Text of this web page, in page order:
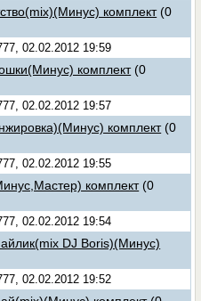
комплект (0
02.02.2012 19:59
комплект (0
02.02.2012 19:57
комплект (0
02.02.2012 19:55
комплект (0
02.02.2012 19:54
DJ Boris)(Минус)
02.02.2012 19:52